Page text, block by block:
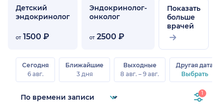
Детский
эндокринолог
от 1500 ₽
Эндокринолог-
онколог
от 2500 ₽
Показать
больше
врачей
Сегодня
6 авг.
Ближайшие
3 дня
Выходные
8 авг. – 9 авг.
Другая дата
Выбрать
1